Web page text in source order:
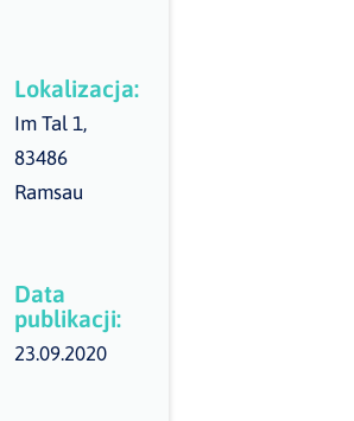
Lokalizacja:
Im Tal 1,
83486
Ramsau
Data
publikacji:
23.09.2020